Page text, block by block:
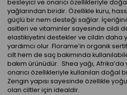
besleyici ve onarıcı özellikleriyle
yağlarından biridir. Özellikle kuru,
güçlü bir nem desteği sağlar.
asitleri ve vitaminler sayesinde cildi
elastikiyetini destekler ve cildin daha
yardımcı olur. Florame’in organik
cilt hem de saç bakımında
bakım ürünüdür. Shea yağı, Afrika’da
onarıcı özellikleriyle kullanılan doğal
Zengin yapısı sayesinde özellikle
olan ciltler için idealdir.